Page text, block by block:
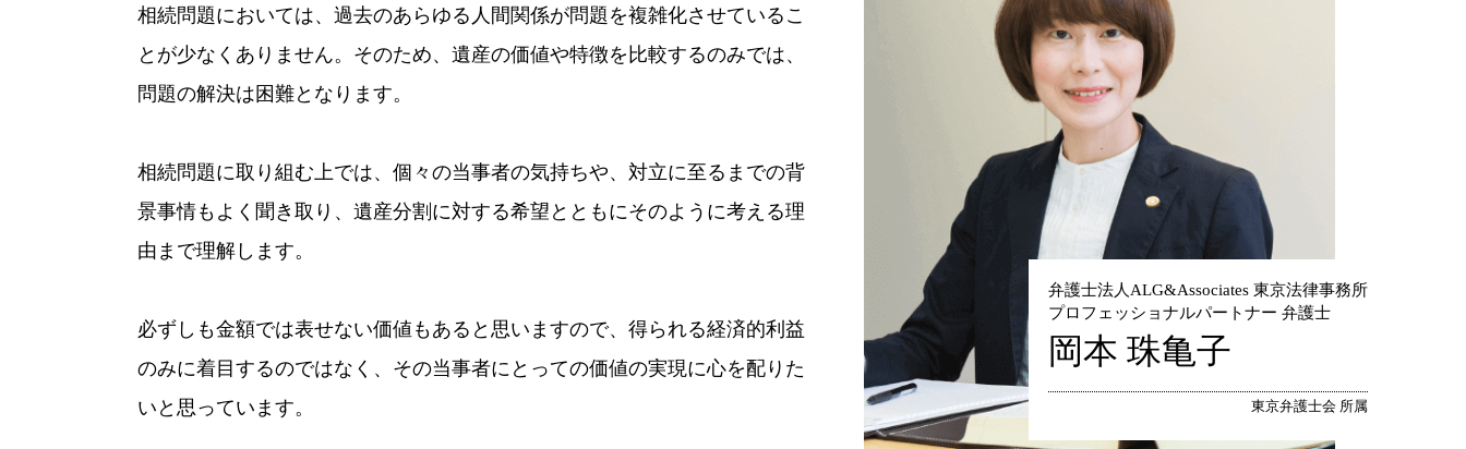
相続問題においては、過去のあらゆる人間関係が問題を複雑化させているこ
とが少なくありません。そのため、遺産の価値や特徴を比較するのみでは、
問題の解決は困難となります。
相続問題に取り組む上では、個々の当事者の気持ちや、対立に至るまでの背
景事情もよく聞き取り、遺産分割に対する希望とともにそのように考える理
由まで理解します。
必ずしも金額では表せない価値もあると思いますので、得られる経済的利益
のみに着目するのではなく、その当事者にとっての価値の実現に心を配りた
いと思っています。
弁護士法人ALG&Associates 東京法律事務所
プロフェッショナルパートナー 弁護士
岡本 珠亀子
東京弁護士会 所属